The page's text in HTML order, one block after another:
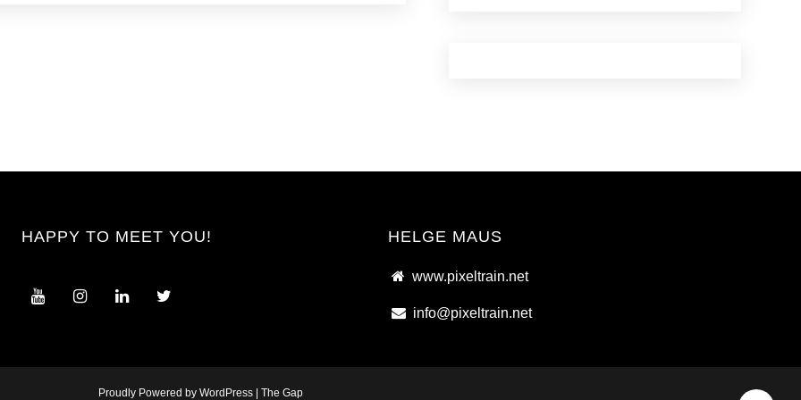
HAPPY TO MEET YOU! HELGE MAUS
www.pixeltrain.net
info@pixeltrain.net
Proudly Powered by WordPress The Gap